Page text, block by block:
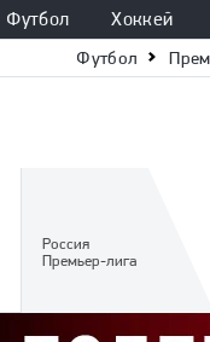
Футбол Хоккей
Футбол
Россия
Премьер-лига